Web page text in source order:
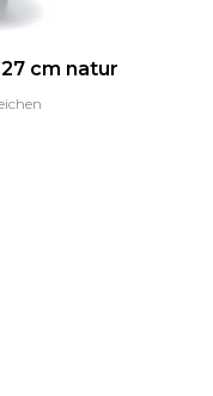
cm natur